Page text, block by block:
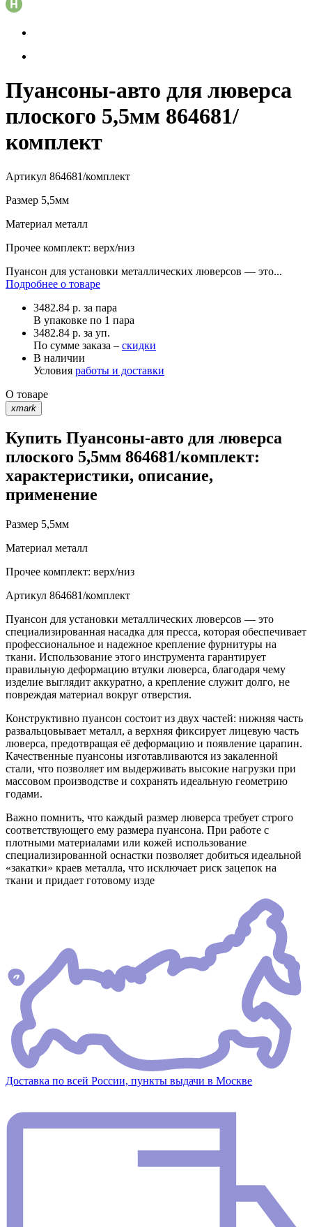
Пуансоны-авто для люверса
плоского 5,5мм 864681/
комплект
Артикул 864681/комплект
Размер 5,5мм
Материал металл
Прочее комплект: верх/низ
Пуансон для установки металлических люверсов — это...
Подробнее о товаре
3482.84 р. за пара
В упаковке по 1 пара
3482.84 р. за уп.
По сумме заказа – скидки
В наличии
Условия работы и доставки
О товаре
xmark
Купить Пуансоны-авто для люверса
плоского 5,5мм 864681/комплект:
характеристики, описание,
применение
Размер 5,5мм
Материал металл
Прочее комплект: верх/низ
Артикул 864681/комплект
Пуансон для установки металлических люверсов — это
специализированная насадка для пресса, которая обеспечивает
профессиональное и надежное крепление фурнитуры на
ткани. Использование этого инструмента гарантирует
правильную деформацию втулки люверса, благодаря чему
изделие выглядит аккуратно, а крепление служит долго, не
повреждая материал вокруг отверстия.
Конструктивно пуансон состоит из двух частей: нижняя часть
развальцовывает металл, а верхняя фиксирует лицевую часть
люверса, предотвращая её деформацию и появление царапин.
Качественные пуансоны изготавливаются из закаленной
стали, что позволяет им выдерживать высокие нагрузки при
массовом производстве и сохранять идеальную геометрию
годами.
Важно помнить, что каждый размер люверса требует строго
соответствующего ему размера пуансона. При работе с
плотными материалами или кожей использование
специализированной оснастки позволяет добиться идеальной
«закатки» краев металла, что исключает риск зацепок на
ткани и придает готовому изде
Доставка по всей России, пункты выдачи в Москве